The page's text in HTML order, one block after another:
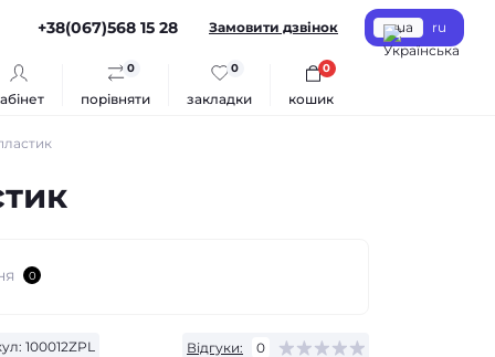
+38(067)568 15 28 Замовити дзвінок ua ru
порівняти
0
закладки
0
кошик
0
0
100012ZPL
Відгуки: 0